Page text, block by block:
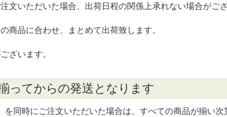
文いただいた場合、出荷日程の関係上承れない場合がござ
商品に合わせ、まとめて出荷致します。
ざいます。
ってからの発送となります
同時にご注文いただいた場合は、すべての商品が揃い